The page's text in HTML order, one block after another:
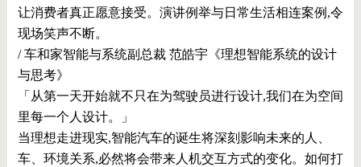
让消费者真正愿意接受。演讲例举与日常生活相连案例,令
现场笑声不断。
/ 车和家智能与系统副总裁 范皓宇《理想智能系统的设计
与思考》
「从第一天开始就不只在为驾驶员进行设计,我们在为空间
里每一个人设计。」
当理想走进现实,智能汽车的诞生将深刻影响未来的人、
车、环境关系,必然将会带来人机交互方式的变化。如何打